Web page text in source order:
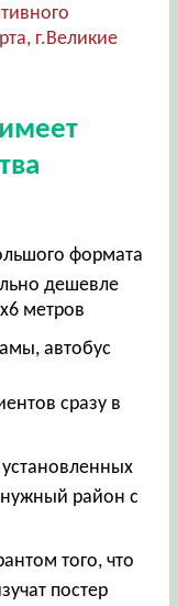
г.Великие
формата
дешевле
метров
автобус
сразу в
район с
того, что
постер